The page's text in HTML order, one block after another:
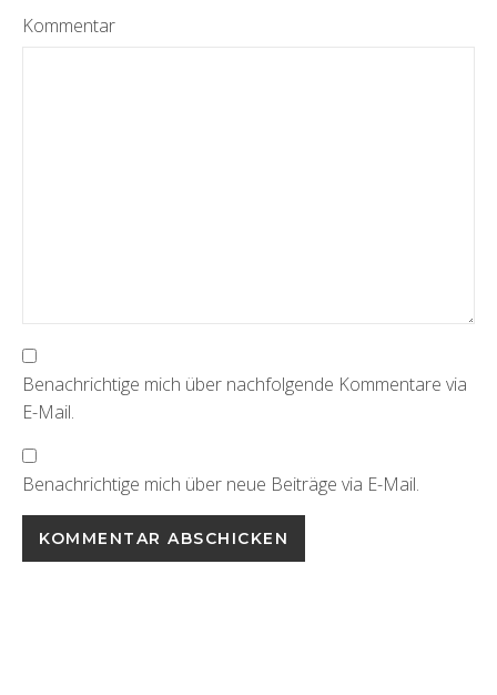
Kommentar
Benachrichtige mich über nachfolgende Kommentare via
E-Mail.
Benachrichtige mich über neue Beiträge via E-Mail.